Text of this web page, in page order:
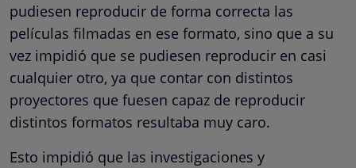
pudiesen reproducir de forma correcta las
películas filmadas en ese formato, sino que a su
vez impidió que se pudiesen reproducir en casi
cualquier otro, ya que contar con distintos
proyectores que fuesen capaz de reproducir
distintos formatos resultaba muy caro.
Esto impidió que las investigaciones y